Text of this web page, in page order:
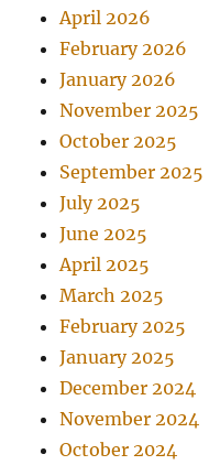
April 2026
February 2026
January 2026
November 2025
October 2025
September 2025
July 2025
June 2025
April 2025
March 2025
February 2025
January 2025
December 2024
November 2024
October 2024